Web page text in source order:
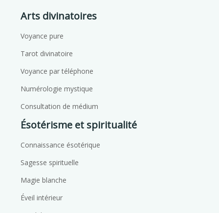
Arts divinatoires
Voyance pure
Tarot divinatoire
Voyance par téléphone
Numérologie mystique
Consultation de médium
Ésotérisme et spiritualité
Connaissance ésotérique
Sagesse spirituelle
Magie blanche
Éveil intérieur